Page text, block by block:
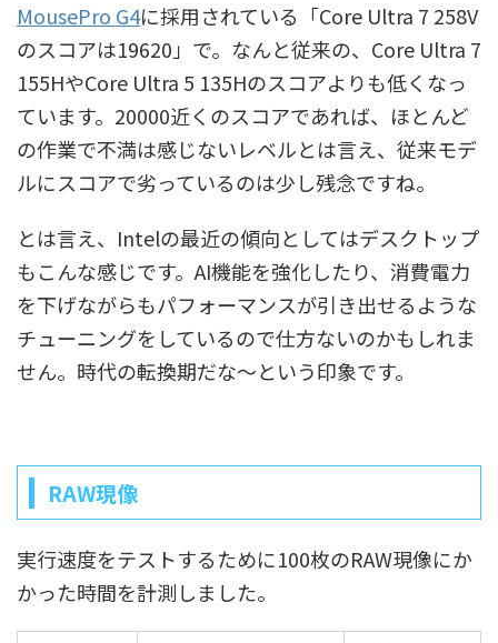
MousePro G4に採用されている「Core Ultra 7 258V
のスコアは19620」で。なんと従来の、Core Ultra 7
155HやCore Ultra 5 135Hのスコアよりも低くなっ
ています。20000近くのスコアであれば、ほとんど
の作業で不満は感じないレベルとは言え、従来モデ
ルにスコアで劣っているのは少し残念ですね。
とは言え、Intelの最近の傾向としてはデスクトップ
もこんな感じです。AI機能を強化したり、消費電力
を下げながらもパフォーマンスが引き出せるような
チューニングをしているので仕方ないのかもしれま
せん。時代の転換期だな～という印象です。
RAW現像
実行速度をテストするために100枚のRAW現像にか
かった時間を計測しました。